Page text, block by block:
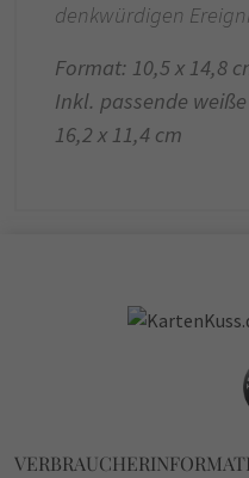
denkwürdigen
Format: 10,5 x 14,8
Inkl. passende
16,2 x 11,4 cm